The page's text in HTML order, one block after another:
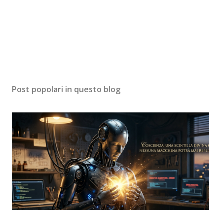
Post popolari in questo blog